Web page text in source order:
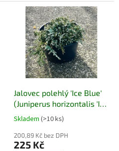
Vytváří hustý půdopokryvný
porost, který je dlouhodobě
stabilní, nenáročný a vhodný pro
suché i slunné části zahrady.
Jalovec polehlý 'Ice Blue'
(Juniperus horizontalis 'Ice
Blue')
Skladem (>10 ks)
200,89 Kč bez DPH
225 Kč